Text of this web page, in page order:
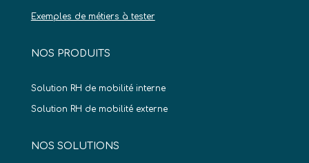
Exemples de métiers à tester
NOS PRODUITS
Solution RH de mobilité interne
Solution RH de mobilité externe
NOS SOLUTIONS